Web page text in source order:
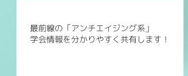
最前線の「アンチエイジング系」
学会情報を分かりやすく共有します！